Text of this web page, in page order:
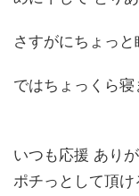
さすがにちょっと
ではちょっくら寝
いつも応援 あり
ポチっとして頂け